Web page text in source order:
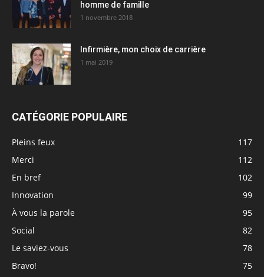
homme de famille
1 novembre 2018
Infirmière, mon choix de carrière
1 mai 2019
CATÉGORIE POPULAIRE
Pleins feux
117
Merci
112
En bref
102
Innovation
99
À vous la parole
95
Social
82
Le saviez-vous
78
Bravo!
75